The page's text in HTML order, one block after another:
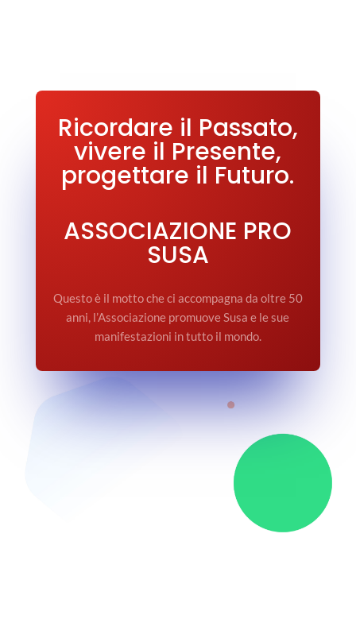
Ricordare il Passato,
vivere il Presente,
progettare il Futuro.
ASSOCIAZIONE PRO
SUSA
Questo è il motto che ci accompagna da oltre 50
anni, l’Associazione promuove Susa e le sue
manifestazioni in tutto il mondo.